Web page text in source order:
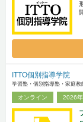
ITTO個別指導学院
学習塾・個別指導塾・家庭教
オンライン 2026